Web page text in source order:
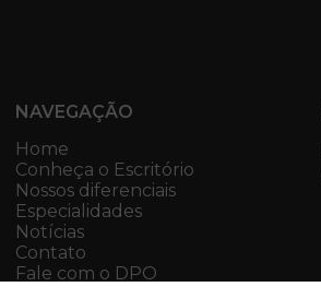
NAVEGAÇÃO
Home
Conheça o Escritório
Nossos diferenciais
Especialidades
Notícias
Contato
Fale com o DPO